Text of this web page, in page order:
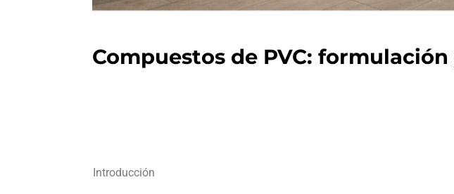
Compuestos de PVC:
Introducción